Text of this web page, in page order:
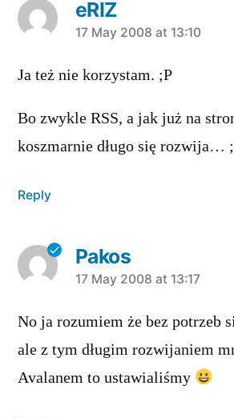
eRIZ
says:
17 May 2008 at 13:10
Ja też nie korzystam. ;P
Bo zwykle RSS, a jak już na
koszmarnie długo się rozwija…
Reply
Pakos
says:
17 May 2008 at 13:17
No ja rozumiem że bez potrzeb
ale z tym długim rozwijaniem
Avalanem to ustawialiśmy